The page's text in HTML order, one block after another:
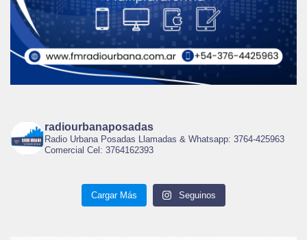
radiourbanaposadas
Radio Urbana Posadas Llamadas & Whatsapp: 3764-425963
Comercial Cel: 3764162393
Cargar Más Seguinos